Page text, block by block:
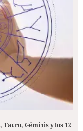
Tauro, Géminis y los 12